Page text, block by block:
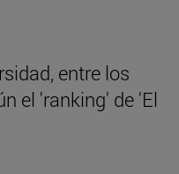
entre los
el 'ranking' de 'El